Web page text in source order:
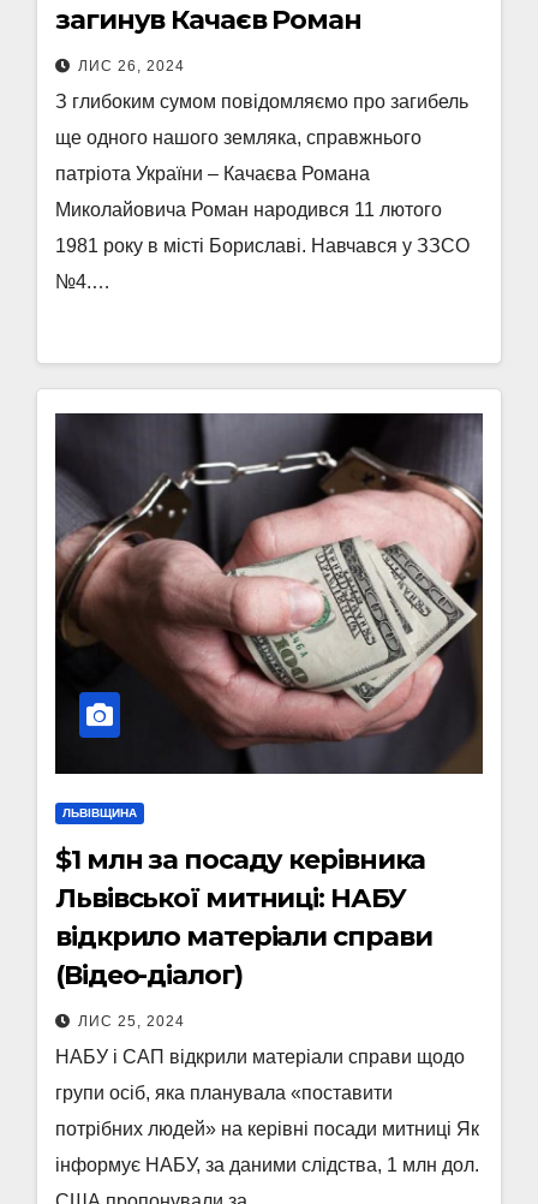
загинув Качаєв Роман
ЛИС 26, 2024
З глибоким сумом повідомляємо про загибель
ще одного нашого земляка, справжнього
патріота України – Качаєва Романа
Миколайовича Роман народився 11 лютого
1981 року в місті Бориславі. Навчався у ЗЗСО
№4.…
ЛЬВІВЩИНА
$1 млн за посаду керівника
Львівської митниці: НАБУ
відкрило матеріали справи
(Відео-діалог)
ЛИС 25, 2024
НАБУ і САП відкрили матеріали справи щодо
групи осіб, яка планувала «поставити
потрібних людей» на керівні посади митниці Як
інформує НАБУ, за даними слідства, 1 млн дол.